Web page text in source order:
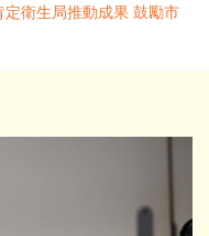
定衛生局推動成果 鼓勵市